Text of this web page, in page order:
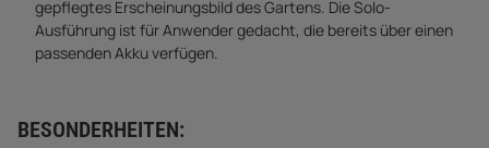
gepflegtes Erscheinungsbild des Gartens. Die Solo-
Ausführung ist für Anwender gedacht, die bereits über einen
passenden Akku verfügen.
BESONDERHEITEN: